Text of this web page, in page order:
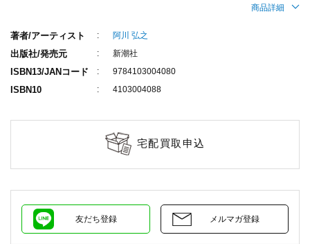
商品詳細
著者/アーティスト 阿川 弘之
出版社/発売元 新潮社
ISBN13/JANコード 9784103004080
ISBN10 4103004088
宅配買取申込
友だち登録 メルマガ登録